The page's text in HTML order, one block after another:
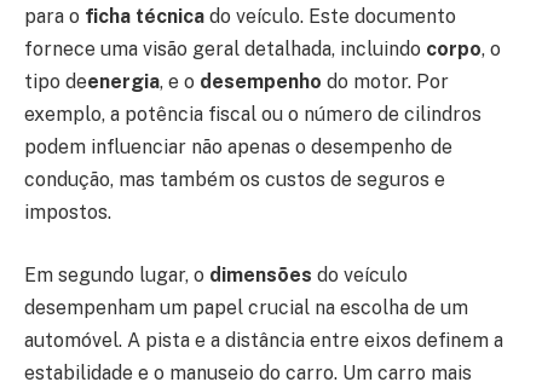
para o ficha técnica do veículo. Este documento
fornece uma visão geral detalhada, incluindo corpo, o
tipo deenergia, e o desempenho do motor. Por
exemplo, a potência fiscal ou o número de cilindros
podem influenciar não apenas o desempenho de
condução, mas também os custos de seguros e
impostos.
Em segundo lugar, o dimensões do veículo
desempenham um papel crucial na escolha de um
automóvel. A pista e a distância entre eixos definem a
estabilidade e o manuseio do carro. Um carro mais